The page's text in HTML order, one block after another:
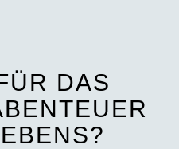
DAS